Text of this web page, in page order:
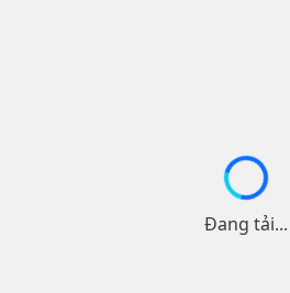
Đang tải...